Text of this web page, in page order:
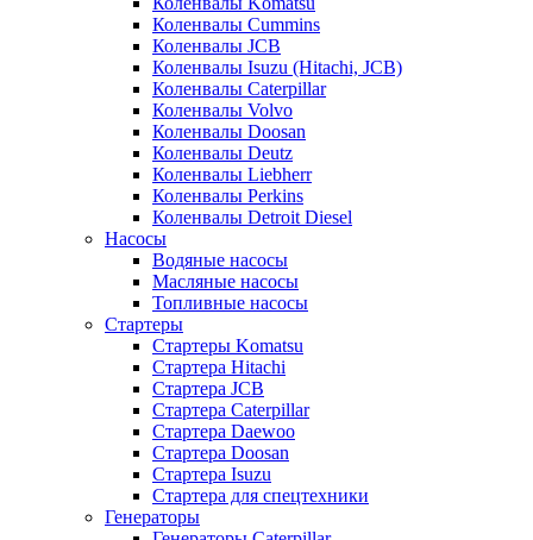
Коленвалы Cummins
Коленвалы JCB
Коленвалы Isuzu (Hitachi, JCB)
Коленвалы Caterpillar
Коленвалы Volvo
Коленвалы Doosan
Коленвалы Deutz
Коленвалы Liebherr
Коленвалы Perkins
Коленвалы Detroit Diesel
Насосы
Водяные насосы
Масляные насосы
Топливные насосы
Стартеры
Стартеры Komatsu
Стартера Hitachi
Стартера JCB
Стартера Caterpillar
Стартера Daewoo
Стартера Doosan
Стартера Isuzu
Стартера для спецтехники
Генераторы